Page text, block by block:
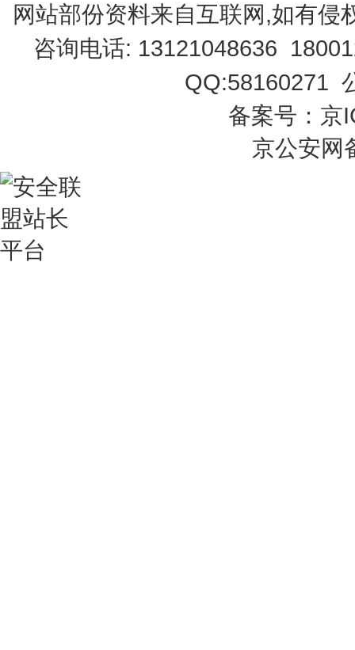
网站部份资料来自互联网,如有
咨询电话: 13121048636
QQ:58160271
备案号：京
京公安网